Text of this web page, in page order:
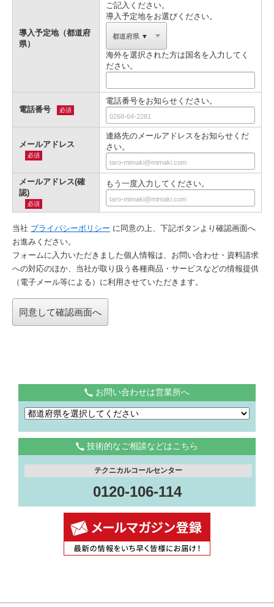
導入予定地（都道府
県）
ご記入ください。
導入予定地をお選びください。
海外を選択された方は国名を入力してく
ださい。
電話番号 必須
電話番号をお知らせください。
メールアドレス
必須
連絡先のメールアドレスをお知らせくだ
さい。
メールアドレス(確
認)
必須
もう一度入力してください。
当社 プライバシーポリシー に同意の上、下記ボタンより確認画⾯へ
お進みください。
フォームに入力いただきました個人情報は、お問い合わせ・資料請求
への対応のほか、当社が取り扱う各種商品・サービスなどの情報提供
（電子メール等による）に利用させていただきます。
お問い合わせは営業所へ
技術的なご相談などはこちら
テクニカルコールセンター
0120-106-114